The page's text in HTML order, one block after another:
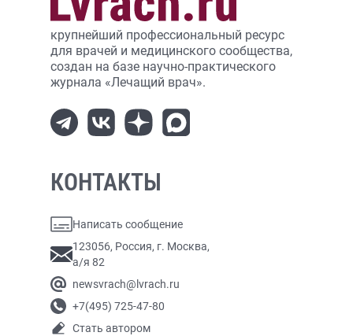
крупнейший профессиональный ресурс
для врачей и медицинского сообщества,
создан на базе научно-практического
журнала «Лечащий врач».
КОНТАКТЫ
Написать сообщение
123056, Россия, г. Москва,
а/я 82
newsvrach@lvrach.ru
+7(495) 725-47-80
Стать автором